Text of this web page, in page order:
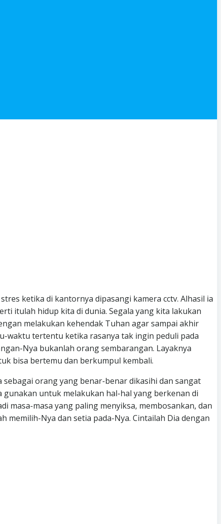
ketika di kantornya dipasangi kamera cctv. Alhasil ia
itulah hidup kita di dunia. Segala yang kita lakukan
melakukan kehendak Tuhan agar sampai akhir
waktu tertentu ketika rasanya tak ingin peduli pada
Nya bukanlah orang sembarangan. Layaknya
bisa bertemu dan berkumpul kembali.
orang yang benar-benar dikasihi dan sangat
untuk melakukan hal-hal yang berkenan di
masa-masa yang paling menyiksa, membosankan, dan
Nya dan setia pada-Nya. Cintailah Dia dengan